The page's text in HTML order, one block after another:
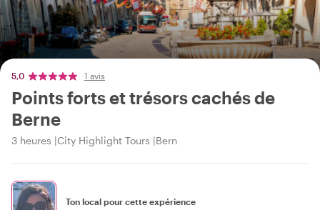
5,0 1 avis
Points forts et trésors cachés de
Berne
3 heures City Highlight Tours Bern
Ton local pour cette expérience